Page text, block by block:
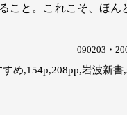
こと。これこそ、ほん
090203・
め,154p,208pp,岩波新書